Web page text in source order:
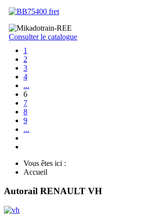
Consulter le catalogue
1
2
3
4
...
6
7
8
9
...
Vous êtes ici :
Accueil
Autorail RENAULT VH